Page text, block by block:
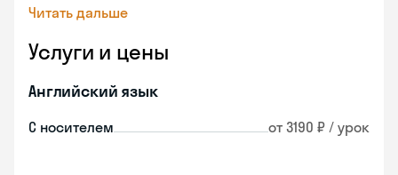
Читать дальше
Услуги и цены
Английский язык
С носителем от 3190 ₽ / урок